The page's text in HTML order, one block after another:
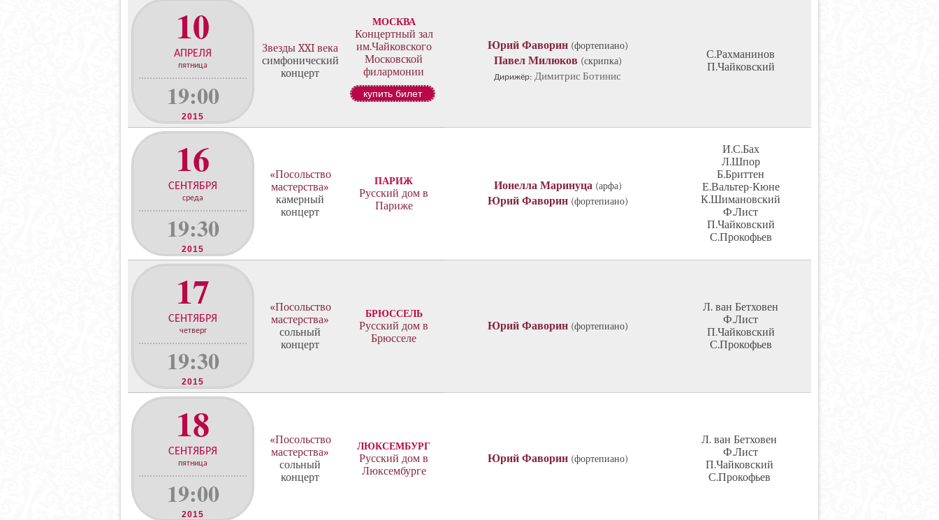
10
АПРЕЛЯ
пятница
19:00
2015
Звезды XXI века
симфонический
концерт
МОСКВА
Концертный зал
им.Чайковского
Московской
филармонии
купить билет
Юрий Фаворин (фортепиано)
Павел Милюков (скрипка)
Дирижёр: Димитрис Ботинис
С.Рахманинов
П.Чайковский
16
СЕНТЯБРЯ
среда
19:30
2015
«Посольство
мастерства»
камерный
концерт
ПАРИЖ
Русский дом в
Париже
Ионелла Маринуца (арфа)
Юрий Фаворин (фортепиано)
И.С.Бах
Л.Шпор
Б.Бриттен
Е.Вальтер-Кюне
К.Шимановский
Ф.Лист
П.Чайковский
С.Прокофьев
17
СЕНТЯБРЯ
четверг
19:30
2015
«Посольство
мастерства»
сольный
концерт
БРЮССЕЛЬ
Русский дом в
Брюсселе
Юрий Фаворин (фортепиано)
Л. ван Бетховен
Ф.Лист
П.Чайковский
С.Прокофьев
18
СЕНТЯБРЯ
пятница
19:00
2015
«Посольство
мастерства»
сольный
концерт
ЛЮКСЕМБУРГ
Русский дом в
Люксембурге
Юрий Фаворин (фортепиано)
Л. ван Бетховен
Ф.Лист
П.Чайковский
С.Прокофьев